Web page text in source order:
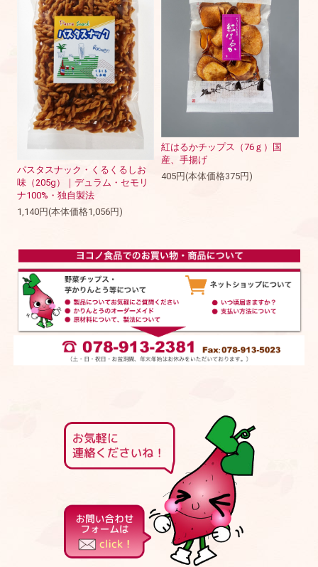
パスタスナック・くるくるしお
味（205g）｜デュラム・セモリ
ナ100%・独自製法
1,140円(本体価格1,056円)
紅はるかチップス（76ｇ）国
産、手揚げ
405円(本体価格375円)